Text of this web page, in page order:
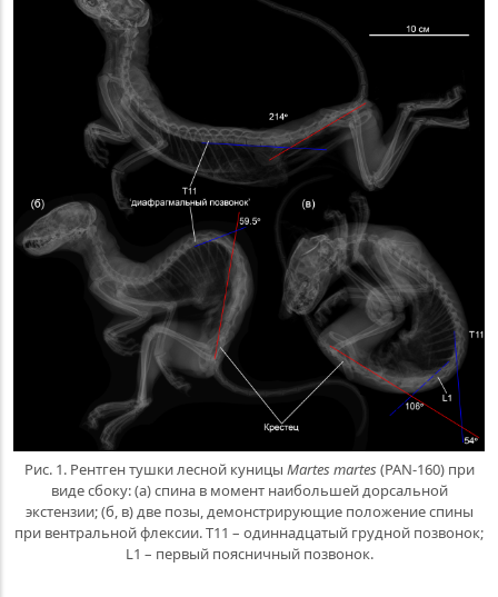
Рис. 1. Рентген тушки лесной куницы Martes martes(PAN-160) при
виде сбоку: (a) спина в момент наибольшей дорсальной
экстензии; (б, в) две позы, демонстрирующие положение спины
при вентральной флексии. T11 – одиннадцатый грудной позвонок;
L1 – первый поясничный позвонок.